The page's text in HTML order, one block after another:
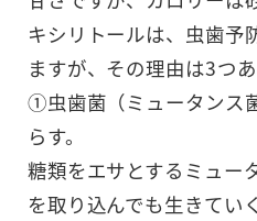
キシリトールは、虫歯予
ますが、その理由は3つあ
①虫歯菌（ミュータンス
らす。
糖類をエサとするミュー
を取り込んでも生きてい